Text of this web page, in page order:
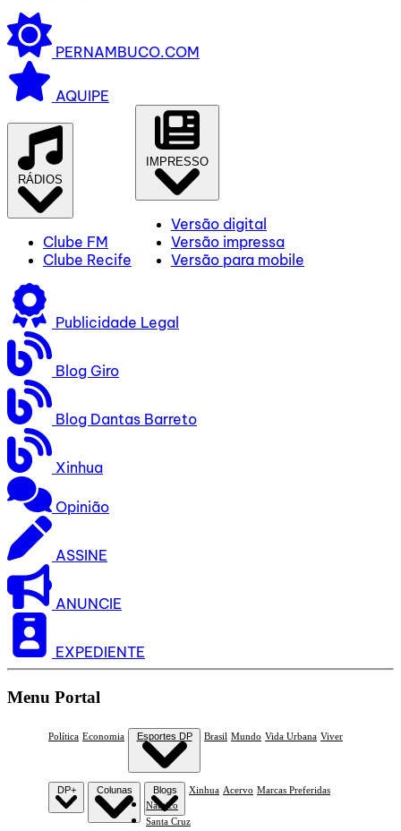
PERNAMBUCO.COM
AQUIPE
RÁDIOS
Clube FM
Clube Recife
IMPRESSO
Versão digital
Versão impressa
Versão para mobile
Publicidade Legal
Blog Giro
Blog Dantas Barreto
Xinhua
Opinião
ASSINE
ANUNCIE
EXPEDIENTE
Menu Portal
Política Economia Esportes DP
Náutico
Santa Cruz
Brasil Mundo Vida Urbana Viver
DP+ Colunas Blogs Xinhua Acervo Marcas Preferidas